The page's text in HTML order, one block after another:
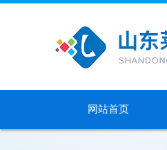
网站首页